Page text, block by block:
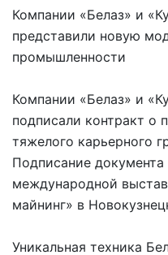
Компании «Белаз» и
представили новую
промышленности
Компании «Белаз» и
подписали контракт о
тяжелого карьерного
Подписание документа
международной
майнинг» в
Уникальная техника